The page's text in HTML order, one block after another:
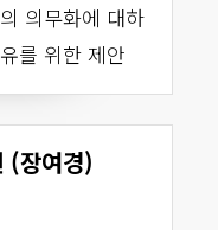
의무화에 대하
를 위한 제안
(장여경)